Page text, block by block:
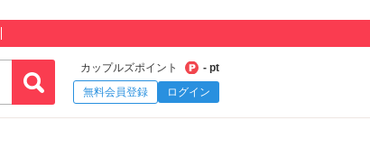
カップルズポイント
- pt
無料会員登録
ログイン